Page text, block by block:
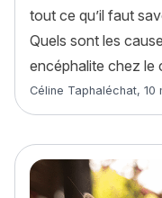
tout ce qu’il faut
Quels sont les
encéphalite chez le
Article rédigé par
Céline Taphaléchat, 10